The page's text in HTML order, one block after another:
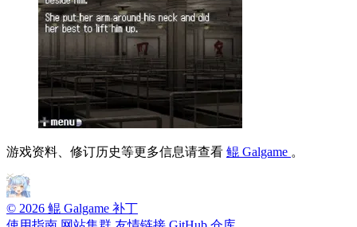
游戏资料、修订历史等更多信息请查看 鲲 Galgame 。
© 2026 鲲 Galgame 补丁